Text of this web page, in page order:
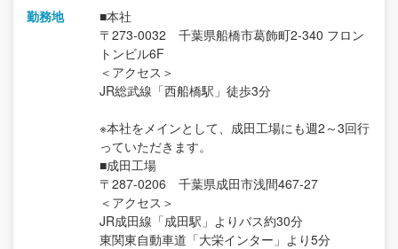
勤務地
■本社
〒273-0032 千葉県船橋市葛飾町2-340 フロン
トンビル6F
＜アクセス＞
JR総武線「西船橋駅」徒歩3分
※本社をメインとして、成田工場にも週2～3回行
っていただきます。
■成田工場
〒287-0206 千葉県成田市浅間467-27
＜アクセス＞
JR成田線「成田駅」よりバス約30分
東関東自動車道「大栄インター」より5分